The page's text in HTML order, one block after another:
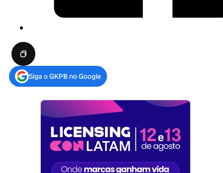
Siga o GKPB no Google